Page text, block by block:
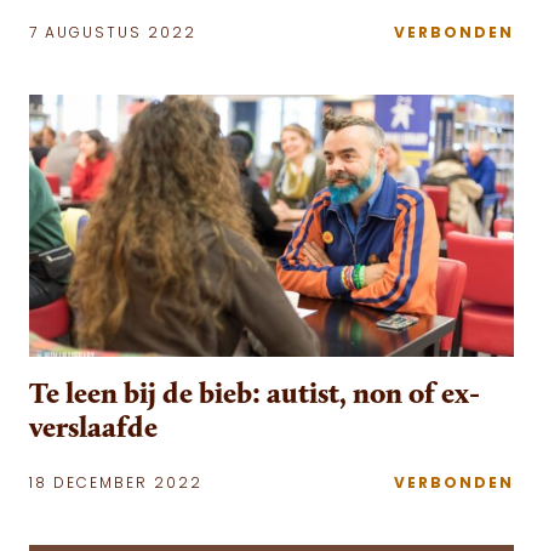
7 AUGUSTUS 2022 VERBONDEN
Te leen bij de bieb: autist, non of ex-
verslaafde
18 DECEMBER 2022 VERBONDEN